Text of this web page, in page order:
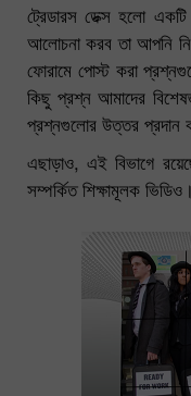
ট্রেডারস ডেক্স হলো
আলোচনা করব তা আপনি
ফোরামে পোস্ট করা
কিছু প্রশ্ন আমাদের
প্রশ্নগুলোর উত্তর প্রদান
এছাড়াও, এই বিভাগে
সম্পর্কিত শিক্ষামূলক ভিডিও।